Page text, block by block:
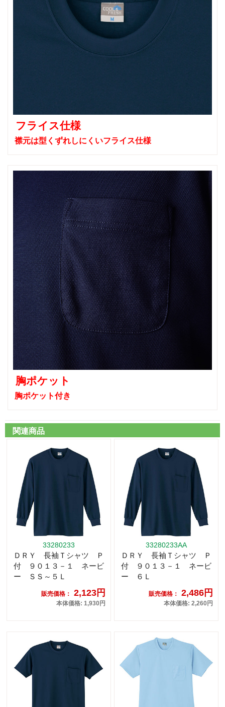
フライス仕様
襟元は型くずれしにくいフライス仕様
胸ポケット
胸ポケット付き
関連商品
33280233
ＤＲＹ 長袖Ｔシャツ Ｐ
付 ９０１３－１ ネービ
ー ＳＳ～５Ｌ
販売価格： 2,123円
本体価格: 1,930円
33280233AA
ＤＲＹ 長袖Ｔシャツ Ｐ
付 ９０１３－１ ネービ
ー ６Ｌ
販売価格： 2,486円
本体価格: 2,260円